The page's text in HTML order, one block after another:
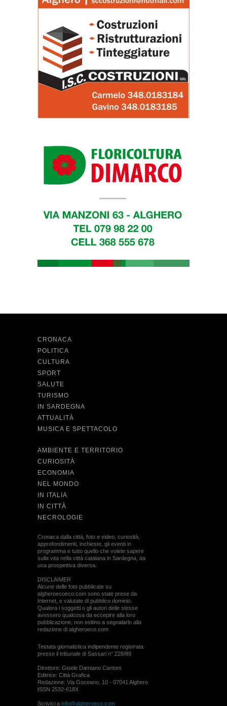
CRONACA
POLITICA
CULTURA
SPORT
SALUTE
TURISMO
IN SARDEGNA
ATTUALITÀ
MUSICA E SPETTACOLO
AMBIENTE E TERRITORIO
CURIOSITÀ
ECONOMIA
NEL MONDO
IN ITALIA
IN CITTÀ
NECROLOGIE
Cronaca dalla città, foto e video, curiosità,
approfondimenti, inchieste, gli eventi in
programma e tutto quello che volete sapere
sulla vita nella città catalana in Sardegna, da
una prospettiva diversa.
DISCLAIMER
Alcune delle foto pubblicate su
algheroecoeco.com sono state prese da
Internet, e valutate di pubblico dominio.
Qualora i soggetti o gli autori delle stesse
avessero qualcosa da eccepire alla loro
pubblicazione, non esitino a segnalarlo alla
redazione di algheroeco.com
Testata giornalistica indipendente registrata
presso il tribunale di Sassari n° 228/89
Direttore: Gioele Damiano Cantoni
Editrice: Città Grafica
Redazione: Via Goceano, 10 - 07041 Alghero
ISSN 2532-618X
Scrivici a info@algheroeco.com